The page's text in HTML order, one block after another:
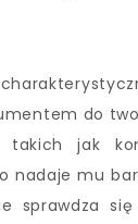
do
takich jak
nadaje mu
sprawdza